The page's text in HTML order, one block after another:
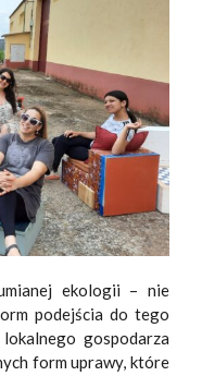
ekologii – nie
podejścia do tego
gospodarza
form uprawy, które